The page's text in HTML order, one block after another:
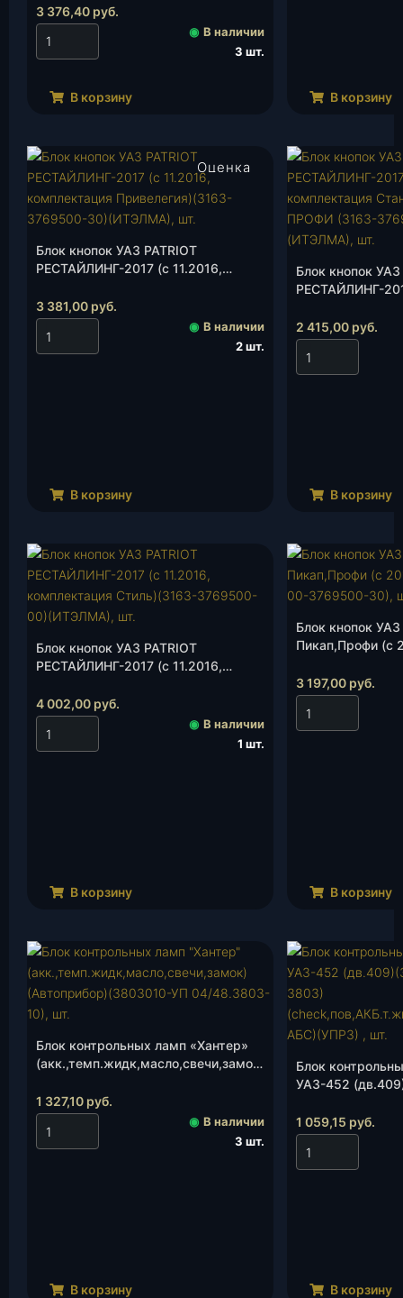
3769500-00)(ИТЭЛМА), шт.
3 376,40 руб.
◉ В наличии
3 шт.
В корзину В корзину
Блок кнопок УАЗ PATRIOT
РЕСТАЙЛИНГ-2017 (с 11.2016,
3769500-30)(ИТЭЛМА), шт.
Оценка
4.00
3 381,00 руб.
◉ В наличии
2 шт.
В корзину
Блок кнопок УАЗ
РЕСТАЙЛИНГ-
Стандарт),
3769500-
2 415,00 руб.
В корзину
Блок кнопок УАЗ PATRIOT
РЕСТАЙЛИНГ-2017 (с 11.2016,
3769500-00)(ИТЭЛМА), шт.
4 002,00 руб.
◉ В наличии
1 шт.
В корзину
Блок кнопок
Пикап,Профи (с
3 197,00 руб.
В корзину
Блок контрольных ламп «Хантер»
(акк.,темп.жидк,масло,свечи,замок)
04/48.3803-10), шт.
1 327,10 руб.
◉ В наличии
3 шт.
В корзину
Блок
УАЗ-452
АБС)(УПРЗ) , шт.
1 059,15 руб.
В корзину